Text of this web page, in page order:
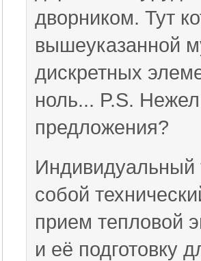
дворником. Тут
вышеуказанной
дискретных
ноль... P.S.
предложения?
Индивидуальный
собой
прием тепловой
и её подготовку